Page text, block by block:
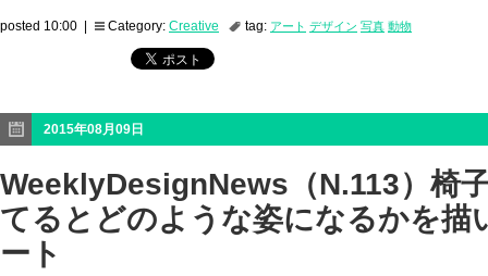
posted 10:00 | Category: Creative tag: アート デザイン 写真 動物
2015年08月09日
WeeklyDesignNews（N.113）椅
てるとどのような姿になるかを描
ート